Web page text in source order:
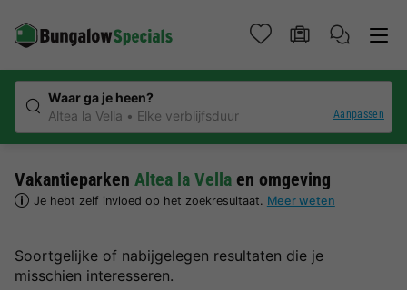
Waar ga je heen?
Altea la Vella
Elke verblijfsduur Aanpassen
Vakantieparken Altea la Vella en omgeving
Je hebt zelf invloed op het zoekresultaat. Meer weten
Soortgelijke of nabijgelegen resultaten die je
misschien interesseren.